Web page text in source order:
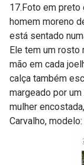
17.Foto em preto
homem moreno
está sentado
Ele tem um
mão em cada
calça também
margeado por
mulher
Carvalho,